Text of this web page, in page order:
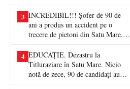
3 INCREDIBIL!!! Șofer de 90 de
ani a produs un accident pe o
trecere de pietoni din Satu Mare. O
4 EDUCAȚIE. Dezastru la
Titluraziare în Satu Mare. Nicio
notă de zece, 90 de candidați au